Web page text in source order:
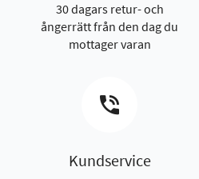
30 dagars retur- och
ångerrätt från den dag du
mottager varan
Kundservice